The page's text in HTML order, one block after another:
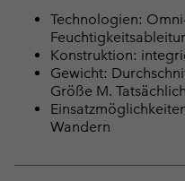
Technologien:
Konstruktion:
Gewicht:
Größe M.
Wandern